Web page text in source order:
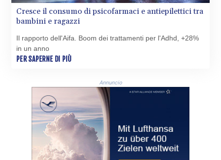
GYD 241.157003
HTG 150.718127
HUF 363.096405
IDR
20580.370421
ILS 3.468234
IMP 0.8566
INR 110.076256
IQD
Cresce il consumo di psicofarmaci e antiepilettici tra
bambini e ragazzi
Il rapporto dell'Aifa. Boom dei trattamenti per l'Adhd, +28%
in un anno
PER SAPERNE DI PIÙ
Annuncio